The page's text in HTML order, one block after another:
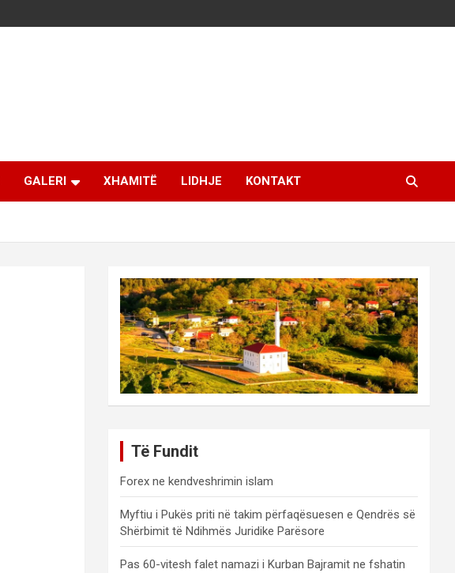
GALERI XHAMITË LIDHJE KONTAKT
Të Fundit
Forex ne kendveshrimin islam
Myftiu i Pukës priti në takim përfaqësuesen e Qendrës së
Shërbimit të Ndihmës Juridike Parësore
Pas 60-vitesh falet namazi i Kurban Bajramit ne fshatin